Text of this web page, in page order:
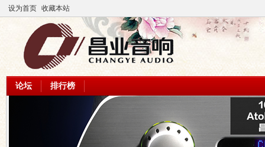
设为首页 收藏本站
论坛 排行榜